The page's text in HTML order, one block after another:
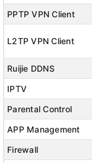
Cài đặt, giám sát và
🔧Đa dạng chế độ
Hỗ trợ Router,
cầu sử dụng.
PPTP VPN Client
L2TP VPN Client
Ruijie DDNS
IPTV
Parental Control
APP Management
Firewall